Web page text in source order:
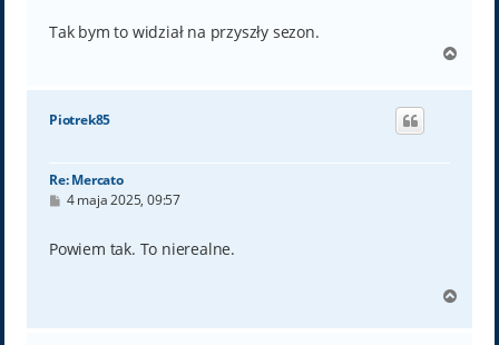
Tak bym to widział na przyszły sezon.
g
Piotrek85
Re: Mercato
P
t
4 maja 2025, 09:57
Powiem tak. To nierealne.
g